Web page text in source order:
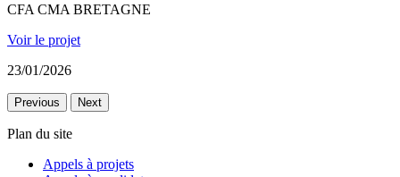
CFA CMA BRETAGNE
Voir le projet
23/01/2026
Previous Next
Plan du site
Appels à projets